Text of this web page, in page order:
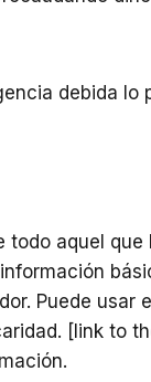
debida lo
todo aquel que
Puede usar
[link to